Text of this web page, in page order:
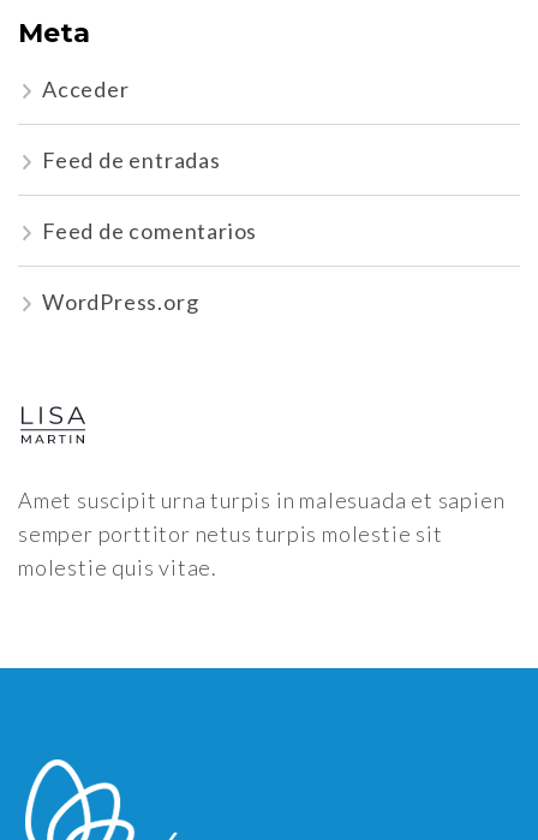
Meta
Acceder
Feed de entradas
Feed de comentarios
WordPress.org
Amet suscipit urna turpis in malesuada et sapien
semper porttitor netus turpis molestie sit
molestie quis vitae.